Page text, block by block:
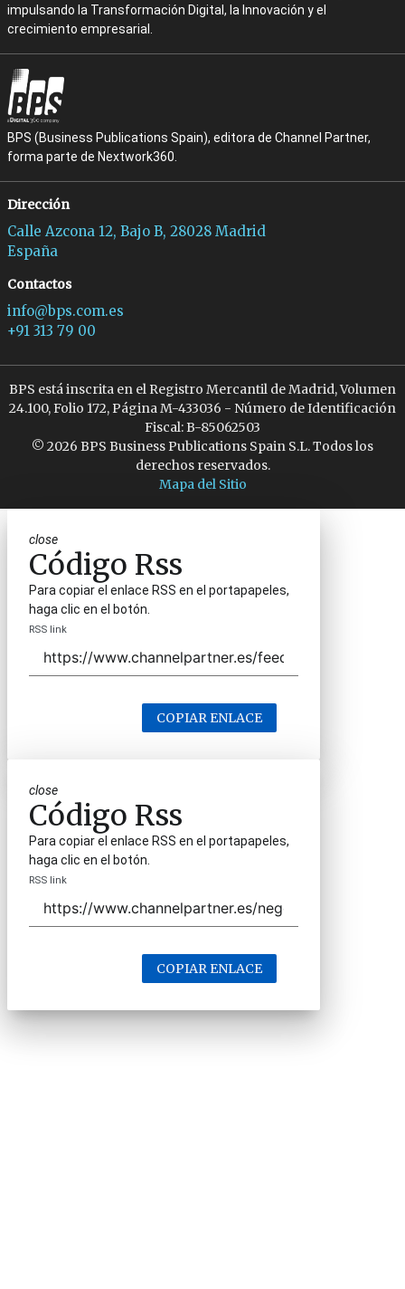
impulsando la Transformación Digital, la Innovación y el
crecimiento empresarial.
BPS (Business Publications Spain), editora de Channel Partner,
forma parte de Nextwork360.
Dirección
Calle Azcona 12, Bajo B, 28028 Madrid
España
Contactos
info@bps.com.es
+91 313 79 00
BPS está inscrita en el Registro Mercantil de Madrid, Volumen
24.100, Folio 172, Página M-433036 - Número de Identificación
Fiscal: B-85062503
© 2026 BPS Business Publications Spain S.L. Todos los
derechos reservados.
Mapa del Sitio
close
Código Rss
Para copiar el enlace RSS en el portapapeles,
haga clic en el botón.
RSS link
COPIAR ENLACE
close
Código Rss
Para copiar el enlace RSS en el portapapeles,
haga clic en el botón.
RSS link
COPIAR ENLACE